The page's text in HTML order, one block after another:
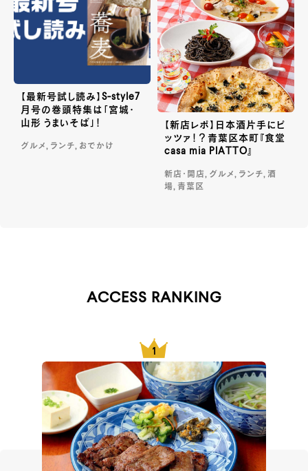
【最新号試し読み】S-style7
月号の巻頭特集は「宮城・
山形 うまいそば」！
グルメ, ランチ, おでかけ
【新店レポ】日本酒片手にピ
ッツァ！？青葉区本町『食堂
casa mia PIATTO』
新店・開店, グルメ, ランチ, 酒
場, 青葉区
ACCESS RANKING